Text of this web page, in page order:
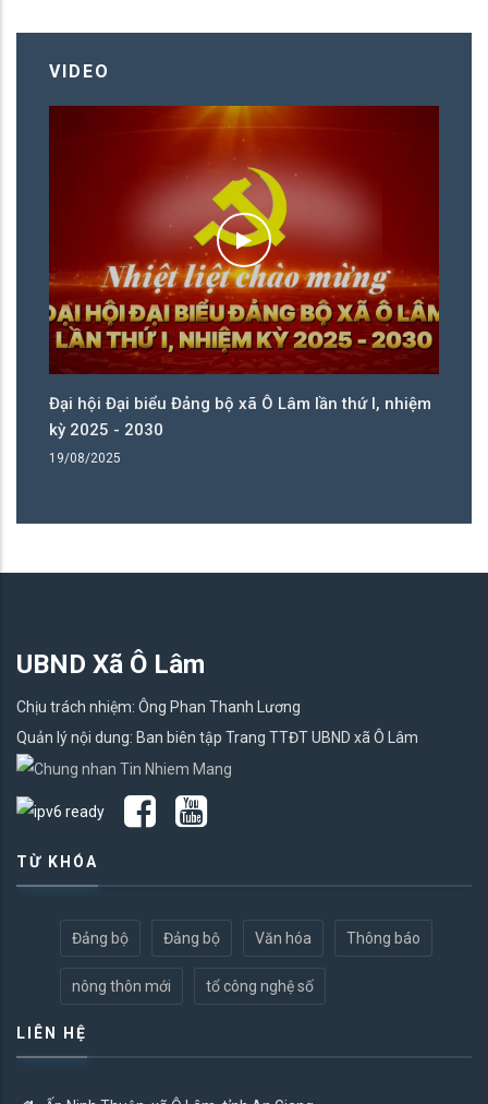
VIDEO
Đại hội Đại biểu Đảng bộ xã Ô Lâm lần thứ I, nhiệm
kỳ 2025 - 2030
19/08/2025
UBND Xã Ô Lâm
Chịu trách nhiệm: Ông Phan Thanh Lương
Quản lý nội dung: Ban biên tập Trang TTĐT UBND xã Ô Lâm
TỪ KHÓA
Đảng bộ Đảng bộ Văn hóa Thông báo
nông thôn mới tổ công nghệ số
LIÊN HỆ